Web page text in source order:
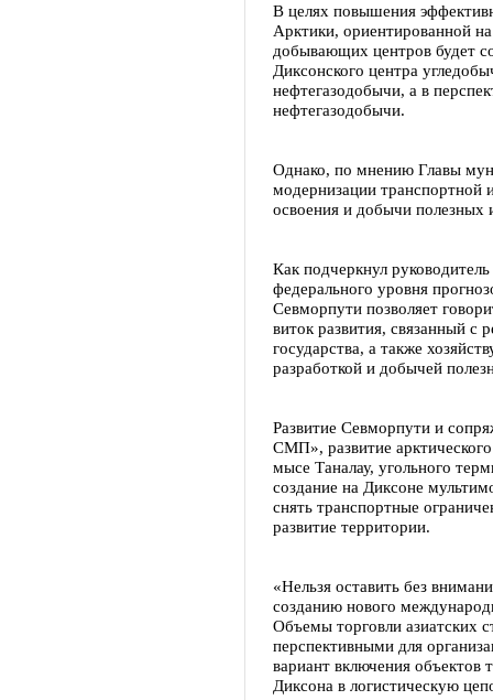
В целях повышения
Арктики, ориентированной
добывающих центров будет
Диксонского центра
нефтегазодобычи, а в
нефтегазодобычи.
Однако, по мнению Главы
модернизации
освоения и добычи полезных
Как подчеркнул
федерального уровня
Севморпути позволяет
виток развития, связанный с
государства, а также
разработкой и добычей
Развитие Севморпути и
СМП», развитие
мысе Таналау, угольного
создание на Диксоне
снять транспортные
развитие территории.
«Нельзя оставить без
созданию нового
Объемы торговли азиатских
перспективными для
вариант включения
Диксона в логистическую